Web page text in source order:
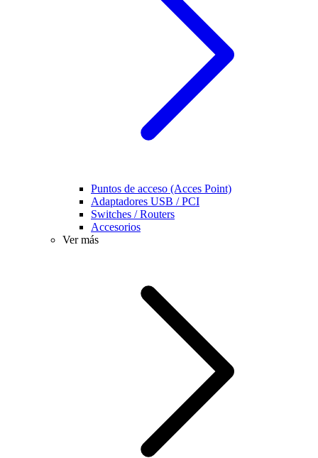
Puntos de acceso (Acces Point)
Adaptadores USB / PCI
Switches / Routers
Accesorios
Ver más